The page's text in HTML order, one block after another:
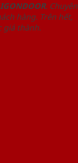
. Chuyên
hàng. Trên hết,
giá thành.